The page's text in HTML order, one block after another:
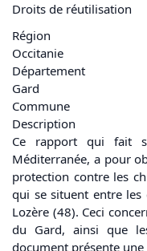
Droits de réutilisation
Région
Occitanie
Département
Gard
Commune
Description
Ce rapport qui fait
Méditerranée, a pour
protection contre les
qui se situent entre
Lozère (48). Ceci
du Gard, ainsi que
document présente